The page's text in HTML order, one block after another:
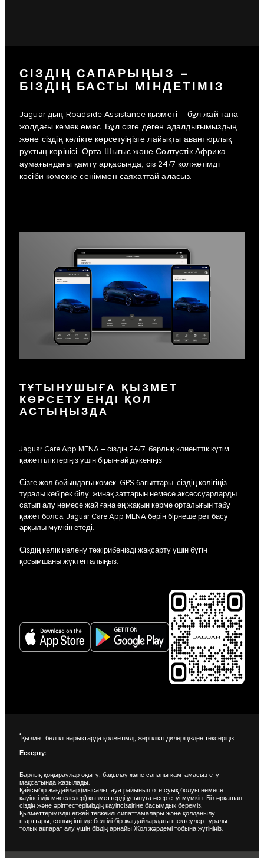
СІЗДІҢ САПАРЫҢЫЗ –
БІЗДІҢ БАСТЫ МІНДЕТІМІЗ
Jaguar-дың Roadside Assistance қызметі – бұл жай ғана
жолдағы көмек емес. Бұл сізге деген адалдығымыздың
және сіздің көлікте көрсетуіңізге лайықты авантюрлық
рухтың көрінісі. Орта Шығыс және Солтүстік Африка
аумағындағы қамту арқасында, сіз 24/7 қолжетімді
кәсіби көмекке сеніммен саяхаттай аласыз.
ТҰТЫНУШЫҒА ҚЫЗМЕТ
КӨРСЕТУ ЕНДІ ҚОЛ
АСТЫҢЫЗДА
Jaguar Care App MENA – сіздің 24/7, барлық клиенттік күтім
қажеттіліктеріңіз үшін бірыңғай дүкеніңіз.
Сізге жол бойындағы көмек, GPS бағыттары, сіздің көлігіңіз
туралы көбірек білу, жинақ заттарын немесе аксессуарларды
сатып алу немесе жай ғана ең жақын көрме орталығын табу
қажет болса, Jaguar Care App MENA бәрін бірнеше рет басу
арқылы мүмкін етеді.
Сіздің көлік иелену тәжірибеңізді жақсарту үшін бүгін
қосымшаны жүктеп алыңыз.
*Қызмет белгілі нарықтарда қолжетімді, жергілікті дилеріңізден тексеріңіз
Ескерту:
Барлық қоңыраулар оқыту, бақылау және сапаны қамтамасыз ету
мақсатында жазылады.
Қайсыбір жағдайлар (мысалы, ауа райының өте суық болуы немесе
қауіпсіздік мәселелері) қызметтерді ұсынуға әсер етуі мүмкін. Біз әрқашан
сіздің және әріптестеріміздің қауіпсіздігіне басымдық береміз.
Қызметтеріміздің егжей-тегжейлі сипаттамалары және қолданылу
шарттары, соның ішінде белгілі бір жағдайлардағы шектеулер туралы
толық ақпарат алу үшін біздің арнайы Жол жәрдемі тобына жүгініңіз.